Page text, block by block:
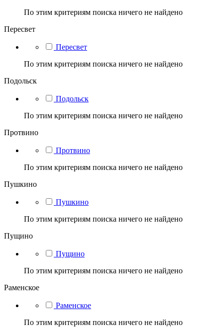
По этим критериям поиска ничего не найдено
Пересвет
Пересвет
По этим критериям поиска ничего не найдено
Подольск
Подольск
По этим критериям поиска ничего не найдено
Протвино
Протвино
По этим критериям поиска ничего не найдено
Пушкино
Пушкино
По этим критериям поиска ничего не найдено
Пущино
Пущино
По этим критериям поиска ничего не найдено
Раменское
Раменское
По этим критериям поиска ничего не найдено